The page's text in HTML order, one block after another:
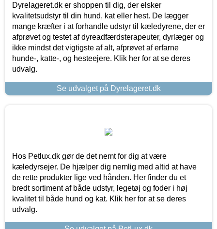
Dyrelageret.dk er shoppen til dig, der elsker
kvalitetsudstyr til din hund, kat eller hest. De lægger
mange kræfter i at forhandle udstyr til kæledyrene, der er
afprøvet og testet af dyreadfærdsterapeuter, dyrlæger og
ikke mindst det vigtigste af alt, afprøvet af erfarne
hunde-, katte-, og hesteejere. Klik her for at se deres
udvalg.
Se udvalget på Dyrelageret.dk
Hos Petlux.dk gør de det nemt for dig at være
kæledyrsejer. De hjælper dig nemlig med altid at have
de rette produkter lige ved hånden. Her finder du et
bredt sortiment af både udstyr, legetøj og foder i høj
kvalitet til både hund og kat. Klik her for at se deres
udvalg.